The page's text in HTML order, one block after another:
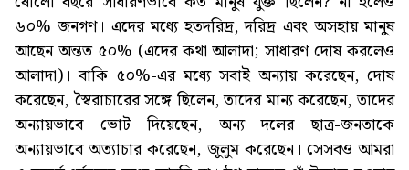
৬০% জনগণ। এদের মধ্যে হতদরিদ্র, দরিদ্র এবং অসহায় মানুষ
আছেন অন্তত ৫০% (এদের কথা আলাদা; সাধারণ দোষ করলেও
আলাদা)। বাকি ৫০%-এর মধ্যে সবাই অন্যায় করেছেন, দোষ
করেছেন, স্বৈরাচারের সঙ্গে ছিলেন, তাদের মান্য করেছেন, তাদের
অন্যায়ভাবে ভোট দিয়েছেন, অন্য দলের ছাত্র-জনতাকে
অন্যায়ভাবে অত্যাচার করেছেন, জুলুম করেছেন। সেসবও আমরা